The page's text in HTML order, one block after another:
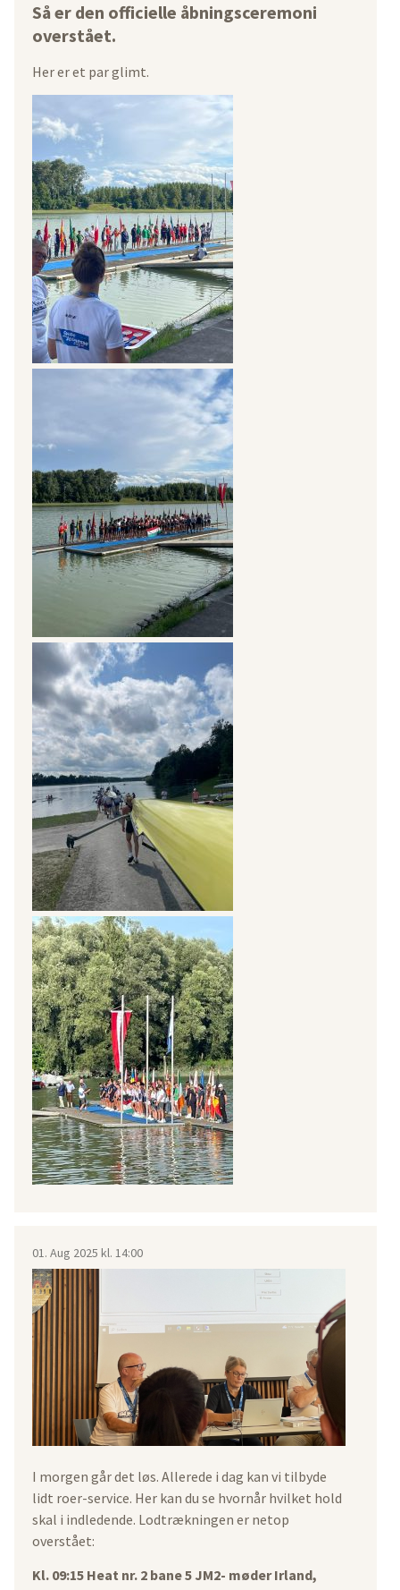
Så er den officielle åbningsceremoni
overstået.
Her er et par glimt.
01. Aug 2025 kl. 14:00
I morgen går det løs. Allerede i dag kan vi tilbyde
lidt roer-service. Her kan du se hvornår hvilket hold
skal i indledende. Lodtrækningen er netop
overstået:
Kl. 09:15 Heat nr. 2 bane 5 JM2- møder Irland,